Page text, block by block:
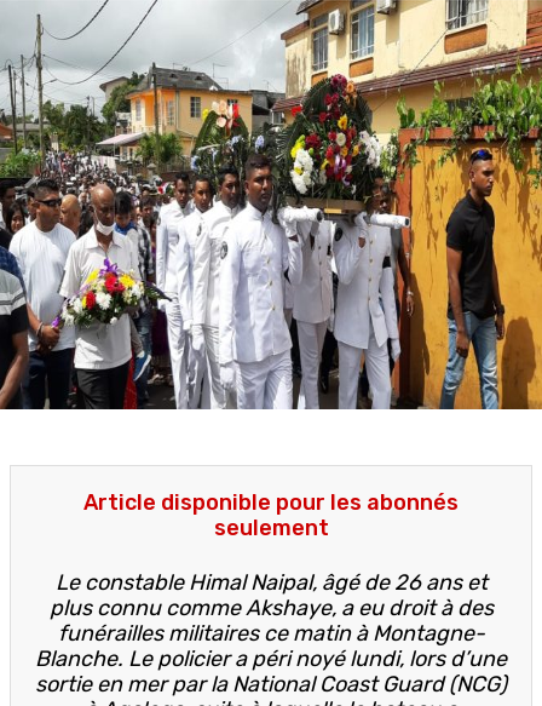
Article disponible pour les abonnés
seulement
Le constable Himal Naipal, âgé de 26 ans et
plus connu comme Akshaye, a eu droit à des
funérailles militaires ce matin à Montagne-
Blanche. Le policier a péri noyé lundi, lors d’une
sortie en mer par la National Coast Guard (NCG)